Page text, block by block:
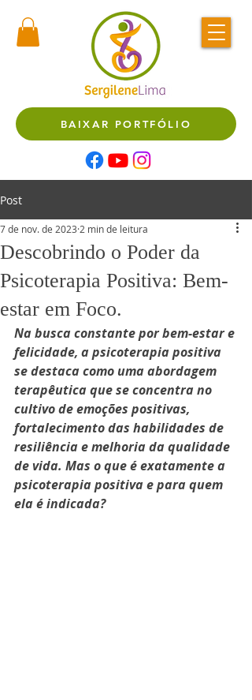
BAIXAR PORTFÓLIO
Post
Descobrindo o Poder da
Psicoterapia Positiva: Bem-
estar em Foco.
7 de nov. de 2023 2 min de leitura
Na busca constante por bem-estar e
felicidade, a psicoterapia positiva
se destaca como uma abordagem
terapêutica que se concentra no
cultivo de emoções positivas,
fortalecimento das habilidades de
resiliência e melhoria da qualidade
de vida. Mas o que é exatamente a
psicoterapia positiva e para quem
ela é indicada?